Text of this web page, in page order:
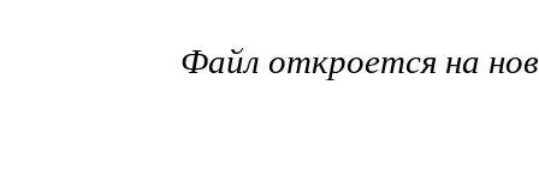
Файл откроется на